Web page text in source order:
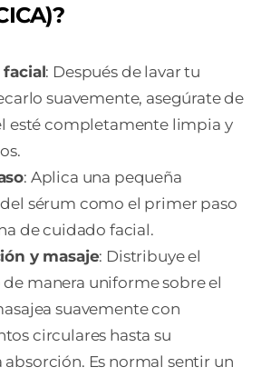
facial: Después de lavar tu
suavemente, asegúrate de
esté completamente limpia y
: Aplica una pequeña
sérum como el primer paso
de cuidado facial.
y masaje: Distribuye el
manera uniforme sobre el
suavemente con
circulares hasta su
Es normal sentir un